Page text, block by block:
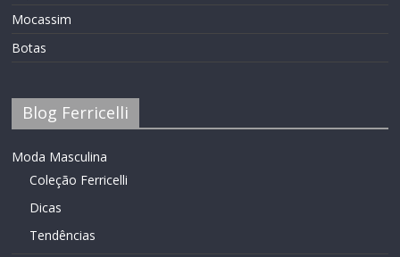
Mocassim
Botas
Blog Ferricelli
Moda Masculina
Coleção Ferricelli
Dicas
Tendências